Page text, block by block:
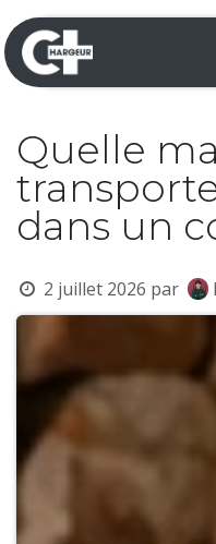
Se rendre au contenu
Quelle
dans un
2 juillet 2026 par